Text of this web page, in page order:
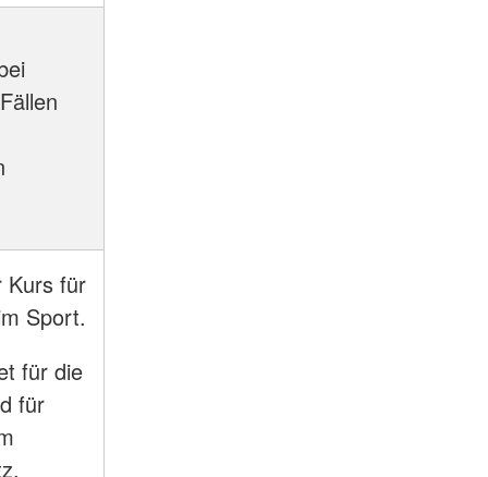
Kurs für
Sport.
für die
für